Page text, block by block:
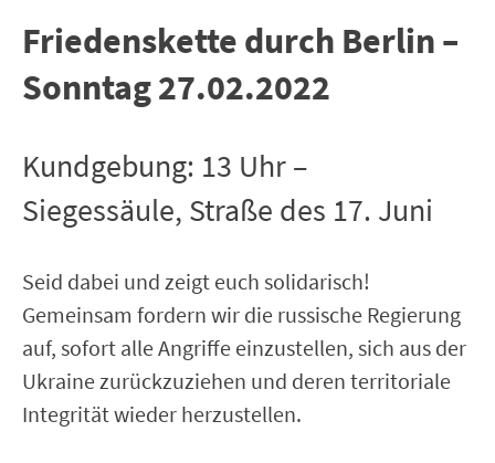
Friedenskette durch Berlin –
Sonntag 27.02.2022
Kundgebung: 13 Uhr –
Siegessäule, Straße des 17. Juni
Seid dabei und zeigt euch solidarisch!
Gemeinsam fordern wir die russische Regierung
auf, sofort alle Angriffe einzustellen, sich aus der
Ukraine zurückzuziehen und deren territoriale
Integrität wieder herzustellen.